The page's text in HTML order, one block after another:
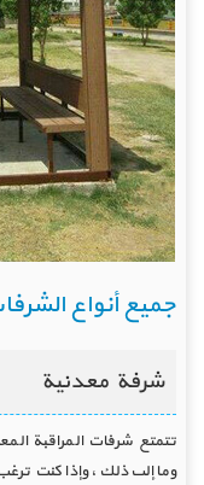
جميع أنواع
شرفة معدنية
تتمتع شرفات المراقبة
وما إلى ذلك ، وإذا كنت